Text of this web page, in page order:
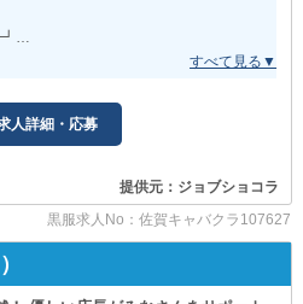
◎
るのは
えて
す！
＊
人詳細・応募
提供元：ジョブショコラ
黒服求人No：佐賀キャバクラ107627